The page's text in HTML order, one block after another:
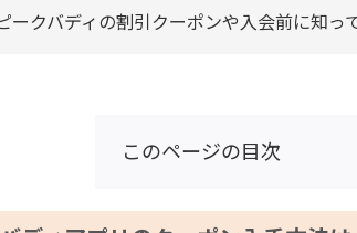
ークバディの割引クーポンや入会前に知っ
このページの目次